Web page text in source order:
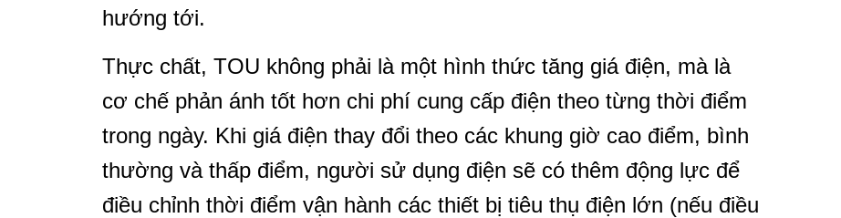
hướng tới.
Thực chất, TOU không phải là một hình thức tăng giá điện, mà là
cơ chế phản ánh tốt hơn chi phí cung cấp điện theo từng thời điểm
trong ngày. Khi giá điện thay đổi theo các khung giờ cao điểm, bình
thường và thấp điểm, người sử dụng điện sẽ có thêm động lực để
điều chỉnh thời điểm vận hành các thiết bị tiêu thụ điện lớn (nếu điều